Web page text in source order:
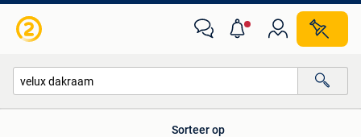
Sorteer op